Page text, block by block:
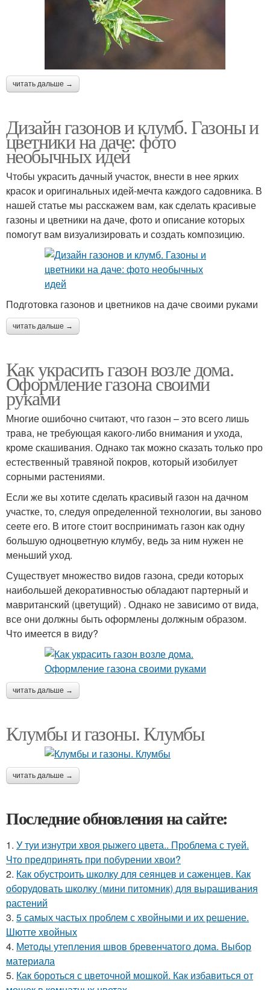
читать дальше →
Дизайн газонов и клумб. Газоны и
цветники на даче: фото
необычных идей
Чтобы украсить дачный участок, внести в нее ярких
красок и оригинальных идей-мечта каждого садовника. В
нашей статье мы расскажем вам, как сделать красивые
газоны и цветники на даче, фото и описание которых
помогут вам визуализировать и создать композицию.
Подготовка газонов и цветников на даче своими руками
читать дальше →
Как украсить газон возле дома.
Оформление газона своими
руками
Многие ошибочно считают, что газон – это всего лишь
трава, не требующая какого-либо внимания и ухода,
кроме скашивания. Однако так можно сказать только про
естественный травяной покров, который изобилует
сорными растениями.
Если же вы хотите сделать красивый газон на дачном
участке, то, следуя определенной технологии, вы заново
сеете его. В итоге стоит воспринимать газон как одну
большую одноцветную клумбу, ведь за ним нужен не
меньший уход.
Существует множество видов газона, среди которых
наибольшей декоративностью обладают партерный и
мавританский (цветущий) . Однако не зависимо от вида,
все они должны быть оформлены должным образом.
Что имеется в виду?
читать дальше →
Клумбы и газоны. Клумбы
читать дальше →
Последние обновления на сайте:
1. У туи изнутри хвоя рыжего цвета.. Проблема с туей.
Что предпринять при побурении хвои?
2. Как обустроить школку для сеянцев и саженцев. Как
оборудовать школку (мини питомник) для выращивания
растений
3. 5 самых частых проблем с хвойными и их решение.
Шютте хвойных
4. Методы утепления швов бревенчатого дома. Выбор
материала
5. Как бороться с цветочной мошкой. Как избавиться от